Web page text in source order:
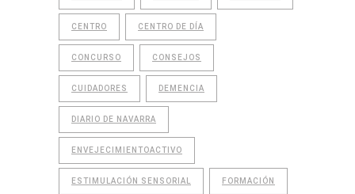
CENTRO CENTRO DE DÍA
CONCURSO CONSEJOS
CUIDADORES DEMENCIA
DIARIO DE NAVARRA
ENVEJECIMIENTOACTIVO
ESTIMULACIÓN SENSORIAL FORMACIÓN